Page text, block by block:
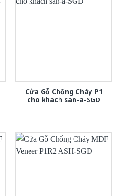
Cửa Gỗ Chống Cháy P1
cho khach san-a-SGD